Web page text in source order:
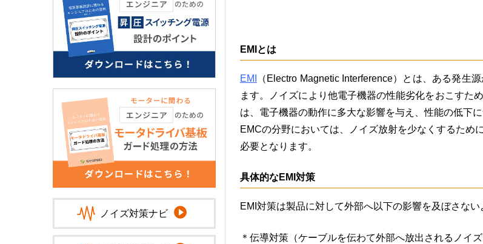
EMIとは
EMI
（Electro Magnetic Interference）とは、ある発生
ます。ノイズにより他電子機器の性能劣化をおこすた
は、電子機器の動作に多大な影響を与え、性能の低下
EMCの分野においては、ノイズ放射を少なくするため
必要となります。
具体的なEMI対策
EMI対策は製品に対して外部へ以下の影響を及ぼさない
＊伝導対策（ケーブルを伝わて外部へ放出されるノイズ
ノイズ対策ナビ